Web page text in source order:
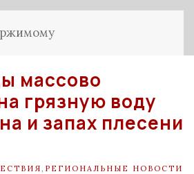
массово
грязную воду
и запах плесени
РЕГИОНАЛЬНЫЕ НОВОСТИ